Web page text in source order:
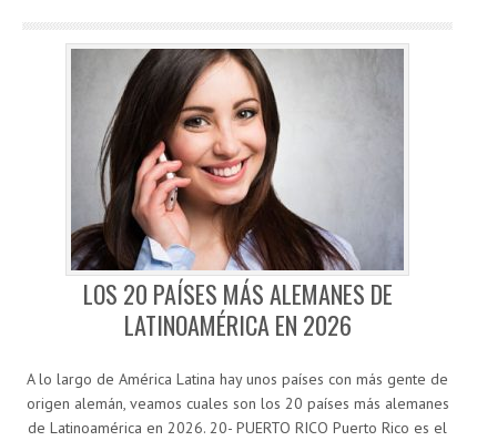
LOS 20 PAÍSES MÁS ALEMANES DE
LATINOAMÉRICA EN 2026
A lo largo de América Latina hay unos países con más gente de
origen alemán, veamos cuales son los 20 países más alemanes
de Latinoamérica en 2026. 20- PUERTO RICO Puerto Rico es el